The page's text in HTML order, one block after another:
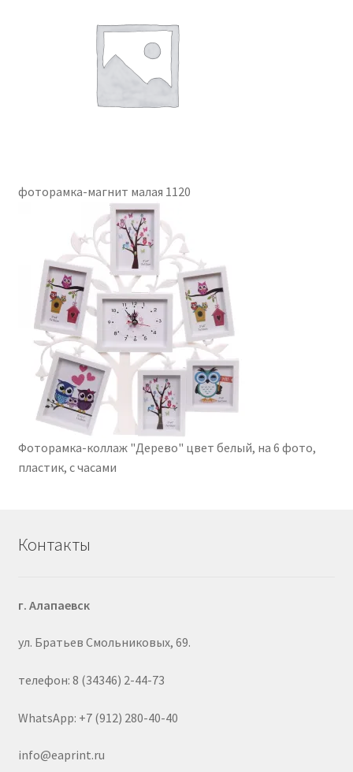
фоторамка-магнит малая 1120
Фоторамка-коллаж "Дерево" цвет белый, на 6 фото,
пластик, с часами
Контакты
г. Алапаевск
ул. Братьев Смольниковых, 69.
телефон: 8 (34346) 2-44-73
WhatsApp: +7 (912) 280-40-40
info@eaprint.ru